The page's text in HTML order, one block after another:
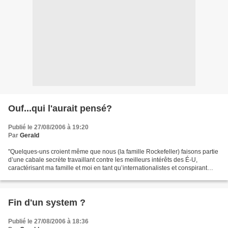
Ouf...qui l'aurait pensé?
Publié le 27/08/2006 à 19:20
Par Gerald
"Quelques-uns croient même que nous (la famille Rockefeller) faisons partie
d’une cabale secrète travaillant contre les meilleurs intérêts des É-U,
caractérisant ma famille et moi en tant qu’internationalistes et conspirant
Fin d'un system ?
Publié le 27/08/2006 à 18:36